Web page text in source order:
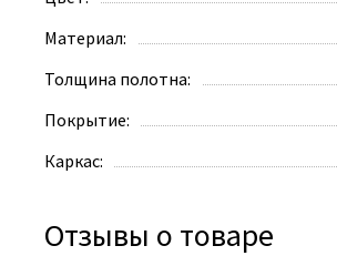
Материал:
Толщина полотна:
Покрытие:
Каркас:
Отзывы о товаре